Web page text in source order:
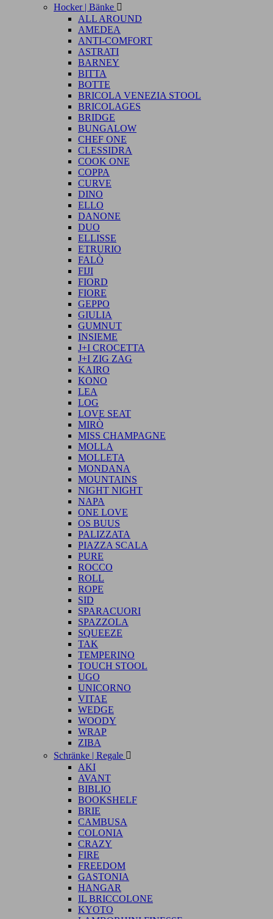
Hocker | Bänke 
ALL AROUND
AMEDEA
ANTI-COMFORT
ASTRATI
BARNEY
BITTA
BOTTE
BRICOLA VENEZIA STOOL
BRICOLAGES
BRIDGE
BUNGALOW
CHEF ONE
CLESSIDRA
COOK ONE
COPPA
CURVE
DINO
ELLO
DANONE
DUO
ELLISSE
ETRURIO
FALÒ
FIJI
FIORD
FIORE
GEPPO
GIULIA
GUMNUT
INSIEME
J+I CROCETTA
J+I ZIG ZAG
KAIRO
KONO
LEA
LOG
LOVE SEAT
MIRÒ
MISS CHAMPAGNE
MOLLA
MOLLETA
MONDANA
MOUNTAINS
NIGHT NIGHT
NAPA
ONE LOVE
OS BUUS
PALIZZATA
PIAZZA SCALA
PURE
ROCCO
ROLL
ROPE
SID
SPARACUORI
SPAZZOLA
SQUEEZE
TAK
TEMPERINO
TOUCH STOOL
UGO
UNICORNO
VITAE
WEDGE
WOODY
WRAP
ZIBA
Schränke | Regale 
AKI
AVANT
BIBLIO
BOOKSHELF
BRIE
CAMBUSA
COLONIA
CRAZY
FIRE
FREEDOM
GASTONIA
HANGAR
IL BRICCOLONE
KYOTO